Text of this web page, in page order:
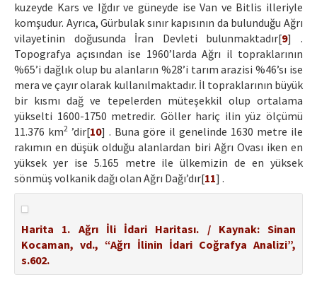
kuzeyde Kars ve Iğdır ve güneyde ise Van ve Bitlis illeriyle
komşudur. Ayrıca, Gürbulak sınır kapısının da bulunduğu Ağrı
vilayetinin doğusunda İran Devleti bulunmaktadır[9] .
Topografya açısından ise 1960’larda Ağrı il topraklarının
%65’i dağlık olup bu alanların %28’i tarım arazisi %46’sı ise
mera ve çayır olarak kullanılmaktadır. İl topraklarının büyük
bir kısmı dağ ve tepelerden müteşekkil olup ortalama
yükselti 1600-1750 metredir. Göller hariç ilin yüz ölçümü
11.376 km2 ’dir[10] . Buna göre il genelinde 1630 metre ile
rakımın en düşük olduğu alanlardan biri Ağrı Ovası iken en
yüksek yer ise 5.165 metre ile ülkemizin de en yüksek
sönmüş volkanik dağı olan Ağrı Dağı’dır[11] .
Harita 1. Ağrı İli İdari Haritası. / Kaynak: Sinan
Kocaman, vd., “Ağrı İlinin İdari Coğrafya Analizi”,
s.602.